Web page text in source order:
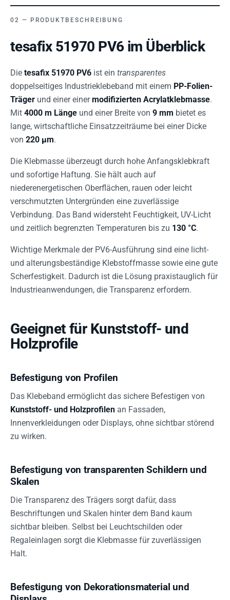
PRODUKTBESCHREIBUNG
tesafix 51970 PV6 im Überblick
Die tesafix 51970 PV6 ist ein transparentes
doppelseitiges Industrieklebeband mit einem PP-Folien-
Träger und einer einermodifizierten Acrylatklebmasse.
Mit 4000 m Länge und einer Breite von 9 mm bietet es
lange, wirtschaftliche Einsatzzeiträume bei einer Dicke
von 220 µm.
Die Klebmasse überzeugt durch hohe Anfangsklebkraft
und sofortige Haftung. Sie hält auch auf
niederenergetischen Oberflächen, rauen oder leicht
verschmutzten Untergründen eine zuverlässige
Verbindung. Das Band widersteht Feuchtigkeit, UV-Licht
und zeitlich begrenzten Temperaturen bis zu 130 °C.
Wichtige Merkmale der PV6-Ausführung sind eine licht-
und alterungsbeständige Klebstoffmasse sowie eine gute
Scherfestigkeit. Dadurch ist die Lösung praxistauglich für
Industrieanwendungen, die Transparenz erfordern.
Geeignet für Kunststoff- und
Holzprofile
Befestigung von Profilen
Das Klebeband ermöglicht das sichere Befestigen von
Kunststoff- und Holzprofilen an Fassaden,
Innenverkleidungen oder Displays, ohne sichtbar störend
zu wirken.
Befestigung von transparenten Schildern und
Skalen
Die Transparenz des Trägers sorgt dafür, dass
Beschriftungen und Skalen hinter dem Band kaum
sichtbar bleiben. Selbst bei Leuchtschilden oder
Regaleinlagen sorgt die Klebmasse für zuverlässigen
Halt.
Befestigung von Dekorationsmaterial und